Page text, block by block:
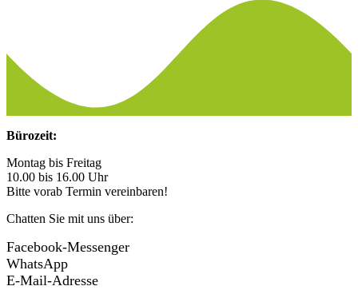
Bürozeit:
Montag bis Freitag
10.00 bis 16.00 Uhr
Bitte vorab Termin vereinbaren!
Chatten Sie mit uns über:
Facebook-Messenger
WhatsApp
E-Mail-Adresse